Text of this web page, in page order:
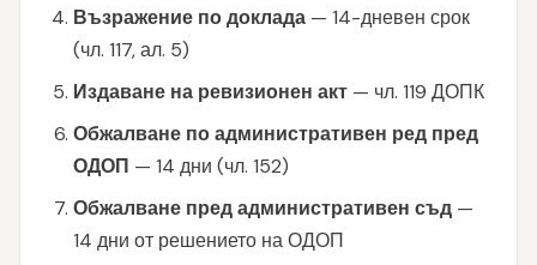
Възражение по доклада — 14-дневен срок
(чл. 117, ал. 5)
Издаване на ревизионен акт — чл. 119 ДОПК
Обжалване по административен ред пред
ОДОП — 14 дни (чл. 152)
Обжалване пред административен съд —
14 дни от решението на ОДОП